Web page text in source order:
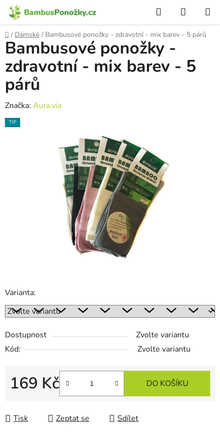
Přejít
obsah
Hledat
KOŠÍK
Domů
/ Dámské / Bambusové ponožky - zdravotní - mix barev - 5 párů
Varianta:
Dostupnost
Zvolte variantu
Kód:
Zvolte variantu
169 Kč DO KOŠÍKU
Tisk Zeptat se Sdílet
Bambusové ponožky -
zdravotní - mix barev - 5
párů
Značka: Aura.via
TIP